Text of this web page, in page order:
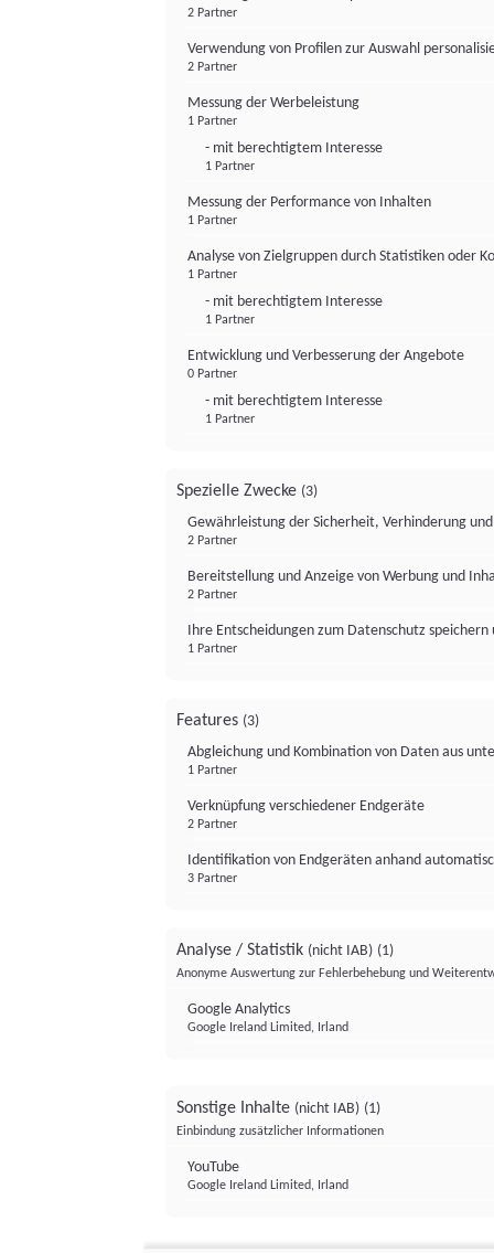
2 Partner
Verwendung von Profilen zur Auswahl
2 Partner
Messung der Werbeleistung
1 Partner
- mit berechtigtem Interesse
1 Partner
Messung der Performance von Inhalten
1 Partner
Analyse von Zielgruppen durch Statistiken oder
1 Partner
- mit berechtigtem Interesse
1 Partner
Entwicklung und Verbesserung der Angebote
0 Partner
- mit berechtigtem Interesse
1 Partner
Spezielle Zwecke (3)
Gewährleistung der Sicherheit, Verhinderung
2 Partner
Bereitstellung und Anzeige von Werbung und
2 Partner
Ihre Entscheidungen zum Datenschutz
1 Partner
Features (3)
Abgleichung und Kombination von Daten aus
1 Partner
Verknüpfung verschiedener Endgeräte
2 Partner
Identifikation von Endgeräten anhand
3 Partner
Analyse / Statistik (nicht IAB) (1)
Anonyme Auswertung zur Fehlerbehebung und
Google Analytics
Google Ireland Limited, Irland
Sonstige Inhalte (nicht IAB) (1)
Einbindung zusätzlicher Informationen
YouTube
Google Ireland Limited, Irland